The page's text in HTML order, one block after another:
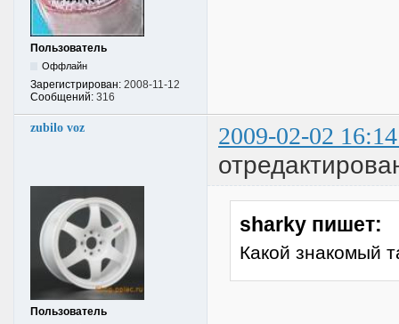
Пользователь
Оффлайн
Зарегистрирован: 2008-11-12
Сообщений: 316
zubilo voz 2009-02-02
Пользователь
sharky пишет:
Какой знакомый